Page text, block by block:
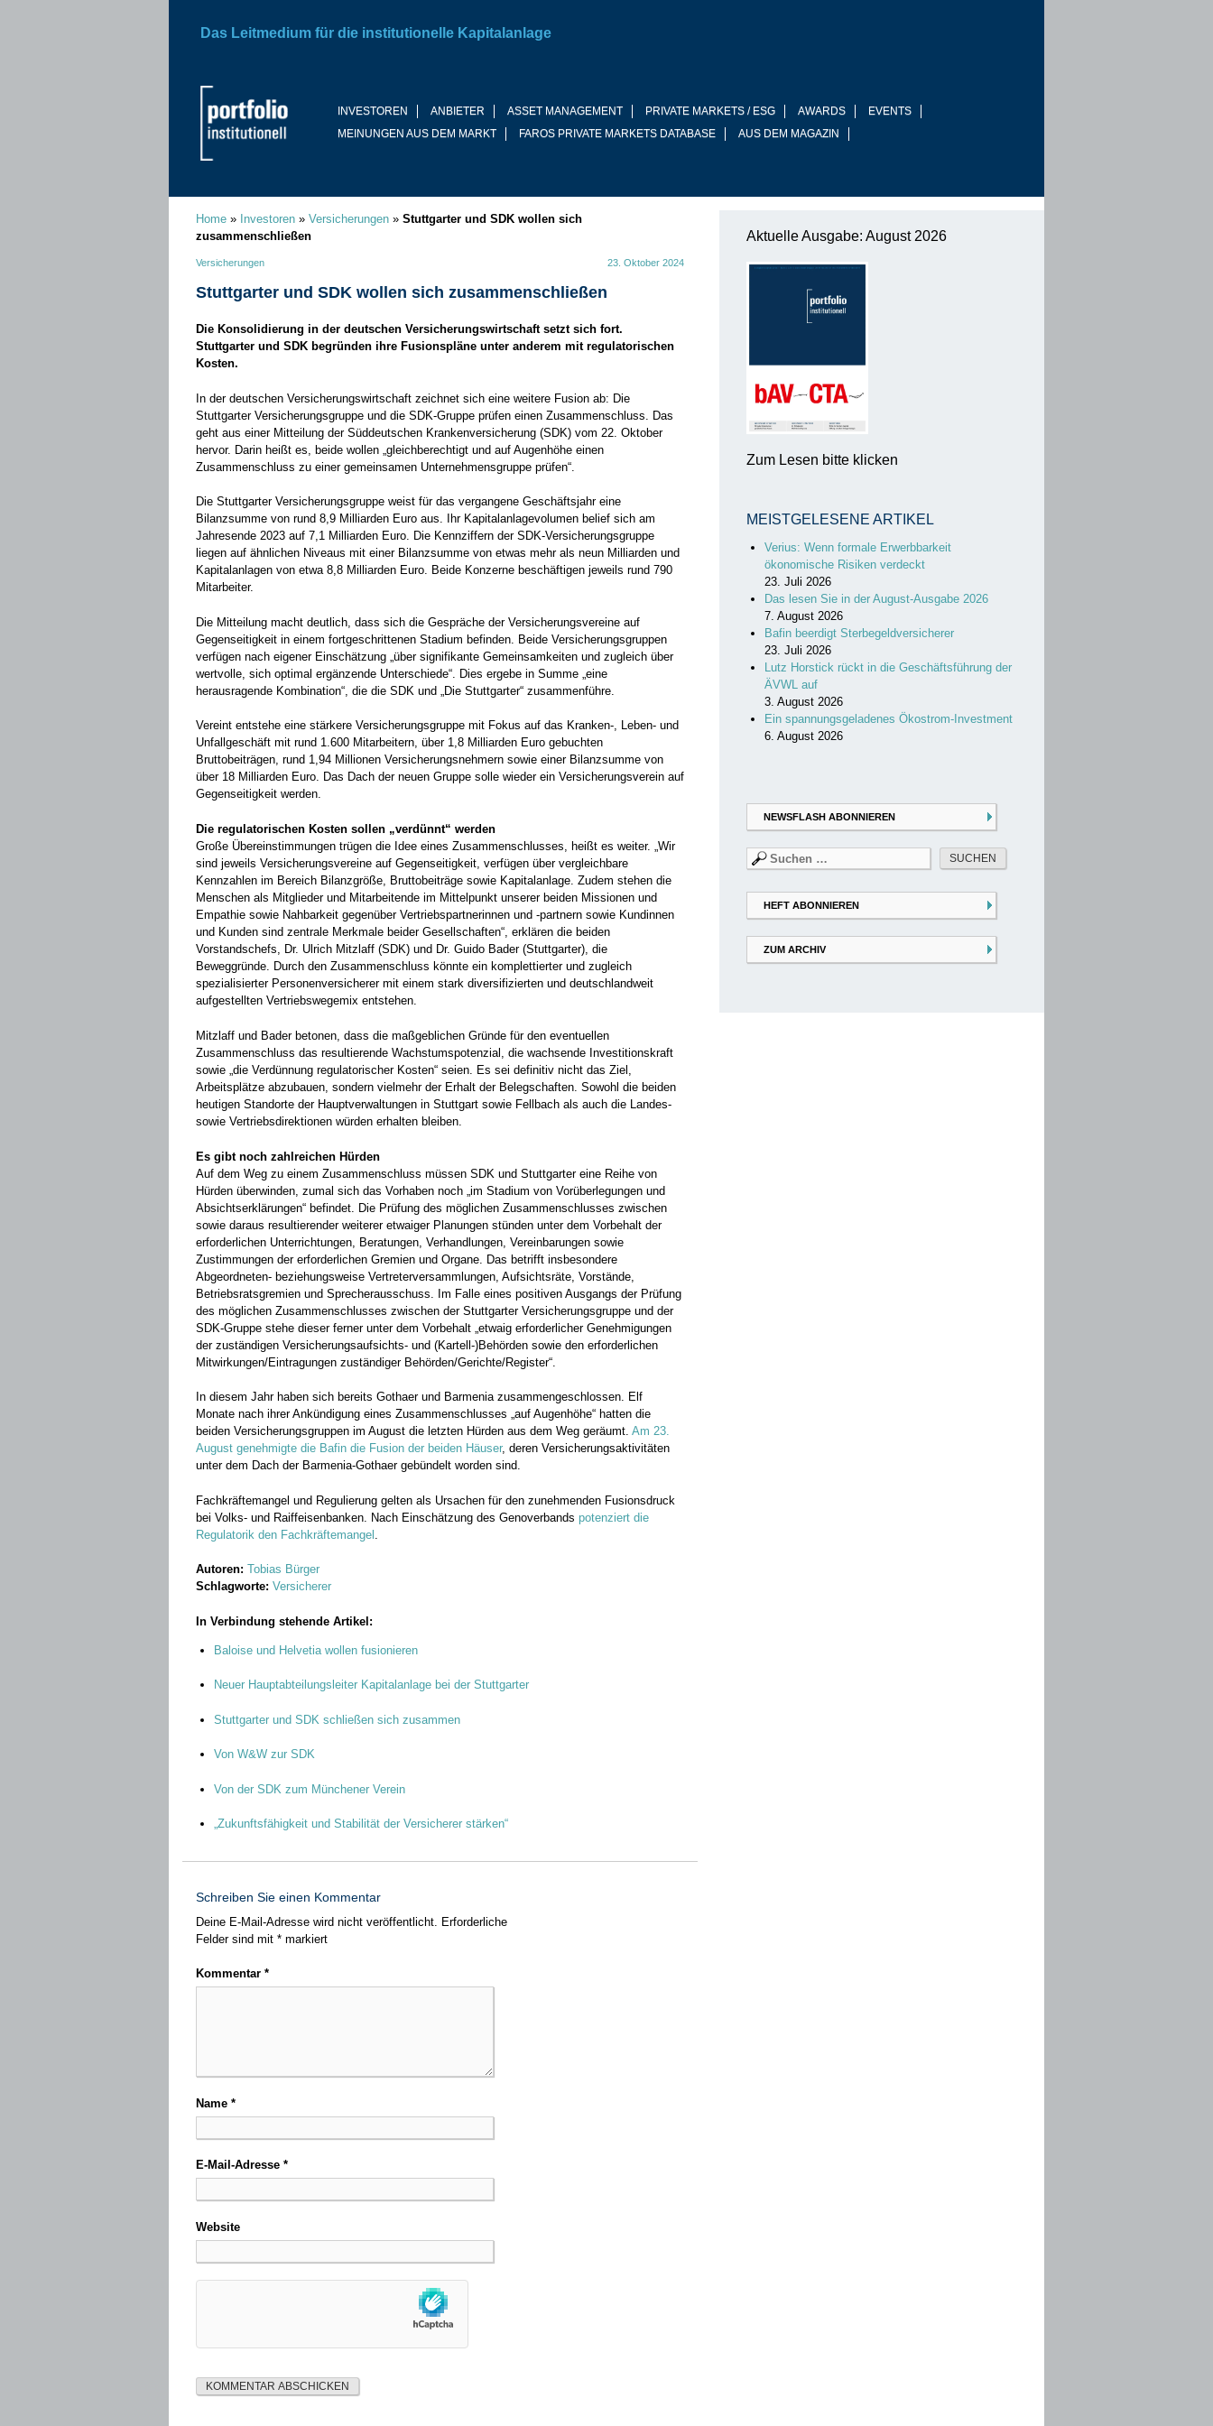
INVESTOREN ANBIETER ASSET MANAGEMENT PRIVATE MARKETS / ESG AWARDS
EVENTS
MEINUNGEN AUS DEM MARKT
FAROS PRIVATE MARKETS DATABASE AUS DEM MAGAZIN
Das Leitmedium für die institutionelle Kapitalanlage
Home » Investoren » Versicherungen » Stuttgarter und SDK wollen sich
zusammenschließen
Versicherungen 23. Oktober 2024
Stuttgarter und SDK wollen sich zusammenschließen
Die Konsolidierung in der deutschen Versicherungswirtschaft setzt sich fort.
Stuttgarter und SDK begründen ihre Fusionspläne unter anderem mit regulatorischen
Kosten.
In der deutschen Versicherungswirtschaft zeichnet sich eine weitere Fusion ab: Die
Stuttgarter Versicherungsgruppe und die SDK-Gruppe prüfen einen Zusammenschluss. Das
geht aus einer Mitteilung der Süddeutschen Krankenversicherung (SDK) vom 22. Oktober
hervor. Darin heißt es, beide wollen „gleichberechtigt und auf Augenhöhe einen
Zusammenschluss zu einer gemeinsamen Unternehmensgruppe prüfen“.
Die Stuttgarter Versicherungsgruppe weist für das vergangene Geschäftsjahr eine
Bilanzsumme von rund 8,9 Milliarden Euro aus. Ihr Kapitalanlagevolumen belief sich am
Jahresende 2023 auf 7,1 Milliarden Euro. Die Kennziffern der SDK-Versicherungsgruppe
liegen auf ähnlichen Niveaus mit einer Bilanzsumme von etwas mehr als neun Milliarden und
Kapitalanlagen von etwa 8,8 Milliarden Euro. Beide Konzerne beschäftigen jeweils rund 790
Mitarbeiter.
Die Mitteilung macht deutlich, dass sich die Gespräche der Versicherungsvereine auf
Gegenseitigkeit in einem fortgeschrittenen Stadium befinden. Beide Versicherungs­gruppen
verfügen nach eigener Einschätzung „über signifikante Gemeinsamkeiten und zugleich über
wertvolle, sich optimal ergänzende Unterschiede“. Dies ergebe in Summe „eine
herausragende Kombination“, die die SDK und „Die Stuttgarter“ zusammenführe.
Vereint entstehe eine stärkere Versicherungs­gruppe mit Fokus auf das Kranken-, Leben- und
Unfallgeschäft mit rund 1.600 Mitarbeitern, über 1,8 Milliarden Euro gebuchten
Bruttobeiträgen, rund 1,94 Millionen Versicherungsnehmern sowie einer Bilanzsumme von
über 18 Milliarden Euro. Das Dach der neuen Gruppe solle wieder ein Versicherungsverein auf
Gegenseitigkeit werden.
Die regulatorischen Kosten sollen „verdünnt“ werden
Große Übereinstimmungen trügen die Idee eines Zusammenschlusses, heißt es weiter. „Wir
sind jeweils Versicherungsvereine auf Gegenseitigkeit, verfügen über vergleichbare
Kennzahlen im Bereich Bilanzgröße, Bruttobeiträge sowie Kapitalanlage. Zudem stehen die
Menschen als Mitglieder und Mitarbeitende im Mittelpunkt unserer beiden Missionen und
Empathie sowie Nahbarkeit gegenüber Vertriebspartnerinnen und -partnern sowie Kun­din­nen
und Kunden sind zentrale Merkmale beider Gesellschaften“, erklären die beiden
Vorstandschefs, Dr. Ulrich Mitzlaff (SDK) und Dr. Guido Bader (Stuttgarter), die
Beweggründe. Durch den Zusammenschluss könnte ein komplettierter und zugleich
spezialisierter Personenversicherer mit einem stark diversifizierten und deutschlandweit
aufgestellten Vertriebswegemix entstehen.
Mitzlaff und Bader betonen, dass die maßgeblichen Gründe für den eventuellen
Zusammenschluss das resultierende Wachstumspotenzial, die wachsende Investitionskraft
sowie „die Verdünnung regulatorischer Kosten“ seien. Es sei definitiv nicht das Ziel,
Arbeitsplätze abzubauen, sondern vielmehr der Erhalt der Belegschaften. Sowohl die beiden
heutigen Standorte der Hauptverwaltungen in Stuttgart sowie Fellbach als auch die Landes-
sowie Vertriebsdirektionen würden erhalten bleiben.
Es gibt noch zahlreichen Hürden
Auf dem Weg zu einem Zusammenschluss müssen SDK und Stuttgarter eine Reihe von
Hürden überwinden, zumal sich das Vorhaben noch „im Stadium von Vorüberlegungen und
Absichtserklärungen“ befindet. Die Prüfung des möglichen Zusammenschlusses zwischen
sowie daraus resultierender weiterer etwaiger Planungen stünden unter dem Vorbehalt der
erforderlichen Unterrichtungen, Beratungen, Verhandlungen, Vereinbarungen sowie
Zustimmungen der erforderlichen Gremien und Organe. Das betrifft insbesondere
Abgeordneten- beziehungsweise Vertreterversammlungen, Aufsichtsräte, Vorstände,
Betriebsratsgremien und Sprecherausschuss. Im Falle eines positiven Ausgangs der Prüfung
des möglichen Zusammenschlusses zwischen der Stuttgarter Versicherungsgruppe und der
SDK-Gruppe stehe dieser ferner unter dem Vorbehalt „etwaig erforderlicher Genehmigungen
der zuständigen Versicherungsaufsichts- und (Kartell-)Behörden sowie den erforderlichen
Mitwirkungen/Eintragungen zuständiger Behörden/Gerichte/Register“.
In diesem Jahr haben sich bereits Gothaer und Barmenia zusammengeschlossen. Elf
Monate nach ihrer Ankündigung eines Zusammenschlusses „auf Augenhöhe“ hatten die
beiden Versicherungsgruppen im August die letzten Hürden aus dem Weg geräumt. Am 23.
August genehmigte die Bafin die Fusion der beiden Häuser, deren Versicherungsaktivitäten
unter dem Dach der Barmenia-Gothaer gebündelt worden sind.
Fachkräftemangel und Regulierung gelten als Ursachen für den zunehmenden Fusionsdruck
bei Volks- und Raiffeisenbanken. Nach Einschätzung des Genoverbands potenziert die
Regulatorik den Fachkräftemangel
Autoren: Tobias Bürger
Schlagworte: Versicherer
In Verbindung stehende Artikel:
Baloise und Helvetia wollen fusionieren
Neuer Hauptabteilungsleiter Kapitalanlage bei der Stuttgarter
Stuttgarter und SDK schließen sich zusammen
Von W&W zur SDK
Von der SDK zum Münchener Verein
„Zukunftsfähigkeit und Stabilität der Versicherer stärken“
Schreiben Sie einen Kommentar
Deine E-Mail-Adresse wird nicht veröffentlicht. Erforderliche
Felder sind mit * markiert
Kommentar *
Name *
E-Mail-Adresse *
Website
Aktuelle Ausgabe: August 2026
Zum Lesen bitte klicken
MEISTGELESENE ARTIKEL
Verius: Wenn formale Erwerbbarkeit
ökonomische Risiken verdeckt
23. Juli 2026
Das lesen Sie in der August-Ausgabe 2026
7. August 2026
Bafin beerdigt Sterbegeldversicherer
23. Juli 2026
Lutz Horstick rückt in die Geschäftsführung der
ÄVWL auf
3. August 2026
Ein spannungsgeladenes Ökostrom-Investment
6. August 2026
NEWSFLASH ABONNIEREN
Suchen
nach:
HEFT ABONNIEREN
ZUM ARCHIV